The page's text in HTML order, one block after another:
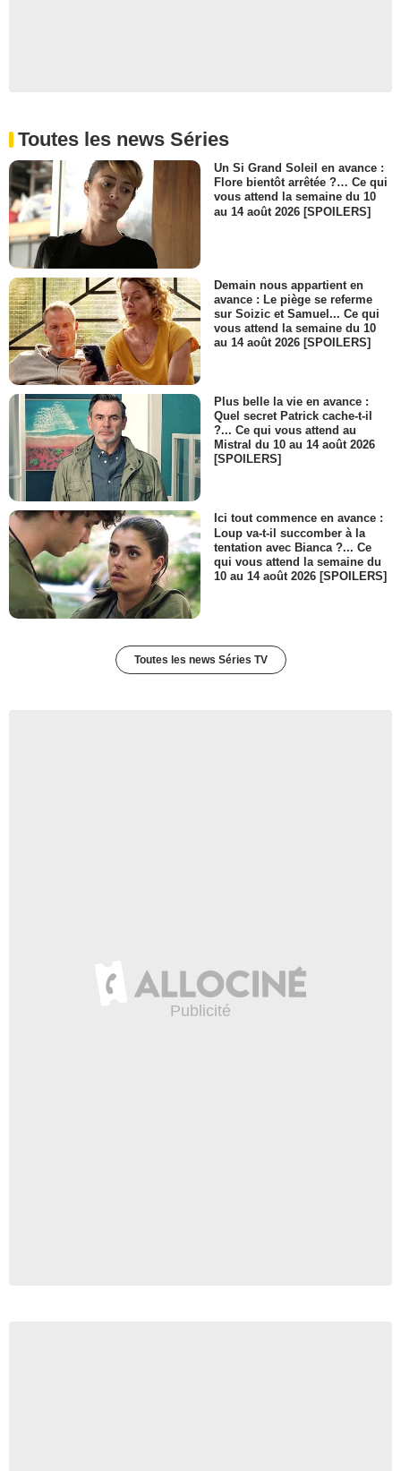
Toutes les news Séries
Un Si Grand Soleil en avance :
Flore bientôt arrêtée ?… Ce qui
vous attend la semaine du 10
au 14 août 2026 [SPOILERS]
Demain nous appartient en
avance : Le piège se referme
sur Soizic et Samuel... Ce qui
vous attend la semaine du 10
au 14 août 2026 [SPOILERS]
Plus belle la vie en avance :
Quel secret Patrick cache-t-il
?... Ce qui vous attend au
Mistral du 10 au 14 août 2026
[SPOILERS]
Ici tout commence en avance :
Loup va-t-il succomber à la
tentation avec Bianca ?... Ce
qui vous attend la semaine du
10 au 14 août 2026 [SPOILERS]
Toutes les news Séries TV